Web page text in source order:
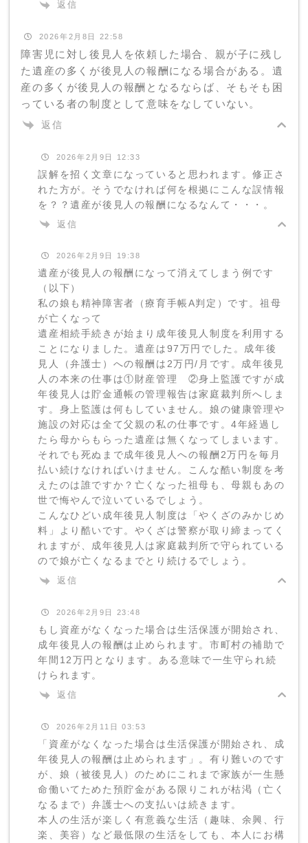
返信
2026年2月8日 22:58
障害児に対し後見人を依頼した場合、親が子に残し
た遺産の多くが後見人の報酬になる場合がある。遺
産の多くが後見人の報酬となるならば、そもそも困
っている者の制度として意味をなしていない。
返信
2026年2月9日 12:33
誤解を招く文章になっていると思われます。修正さ
れた方が。そうでなければ何を根拠にこんな誤情報
を？？遺産が後見人の報酬になるなんて・・・。
返信
2026年2月9日 19:38
遺産が後見人の報酬になって消えてしまう例です
（以下）
私の娘も精神障害者（療育手帳A判定）です。祖母
が亡くなって
遺産相続手続きが始まり成年後見人制度を利用する
ことになりました。遺産は97万円でした。成年後
見人（弁護士）への報酬は2万円/月です。成年後見
人の本来の仕事は①財産管理 ②身上監護ですが成
年後見人は貯金通帳の管理報告は家庭裁判所へしま
す。身上監護は何もしていません。娘の健康管理や
施設の対応は全て父親の私の仕事です。4年経過し
たら母からもらった遺産は無くなってしまいます。
それでも死ぬまで成年後見人への報酬2万円を毎月
払い続けなければいけません。こんな酷い制度を考
えたのは誰ですか？亡くなった祖母も、母親もあの
世で悔やんで泣いているでしょう。
こんなひどい成年後見人制度は「やくざのみかじめ
料」より酷いです。やくざは警察が取り締まってく
れますが、成年後見人は家庭裁判所で守られている
ので娘が亡くなるまでとり続けるでしょう。
返信
2026年2月9日 23:48
もし資産がなくなった場合は生活保護が開始され、
成年後見人の報酬は止められます。市町村の補助で
年間12万円となります。ある意味で一生守られ続
けられます。
返信
2026年2月11日 03:53
「資産がなくなった場合は生活保護が開始され、成
年後見人の報酬は止められます」。有り難いのです
が、娘（被後見人）のためにこれまで家族が一生懸
命働いてためた預貯金がある限りこれが枯渇（亡く
なるまで）弁護士への支払いは続きます。
本人の生活が楽しく有意義な生活（趣味、余興、行
楽、美容）など最低限の生活をしても、本人にお構